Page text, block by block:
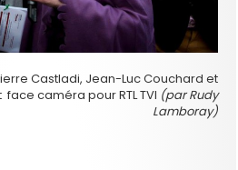
Castladi, Jean-Luc Couchard et
caméra pour RTL TVI (par Rudy
Lamboray)